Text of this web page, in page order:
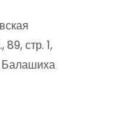
стр. 1,